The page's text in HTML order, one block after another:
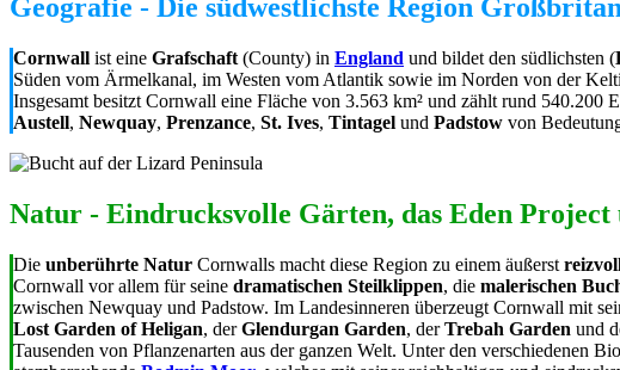
Geografie - Die südwestlichste Region
Cornwall ist eine Grafschaft (County) in England und bildet den südlichsten (
Süden vom Ärmelkanal, im Westen vom Atlantik sowie im Norden von der
Insgesamt besitzt Cornwall eine Fläche von 3.563 km² und zählt rund
Austell, Newquay, Prenzance, St. Ives, Tintagel und Padstow von
Natur - Eindrucksvolle Gärten, das Eden
Die unberührte Natur Cornwalls macht diese Region zu einem äußerst
Cornwall vor allem für seine dramatischen Steilklippen, die malerischen
zwischen Newquay und Padstow. Im Landesinneren überzeugt Cornwall mit
Lost Garden of Heligan, derGlendurgan Garden, derTrebah Garden und
Tausenden von Pflanzenarten aus der ganzen Welt. Unter den verschiedenen